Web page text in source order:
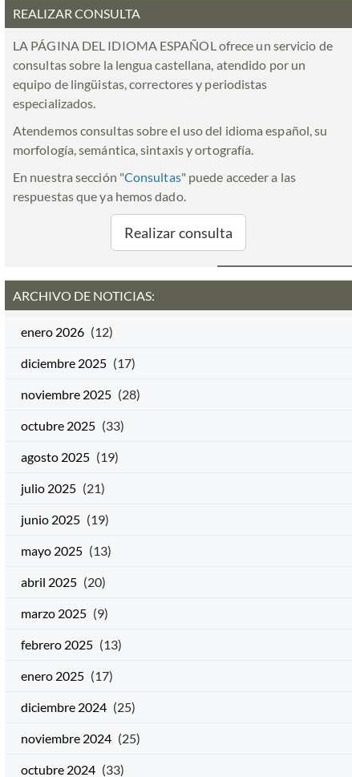
REALIZAR CONSULTA
LA PÁGINA DEL IDIOMA ESPAÑOL ofrece un servicio de
consultas sobre la lengua castellana, atendido por un
equipo de lingüistas, correctores y periodistas
especializados.
Atendemos consultas sobre el uso del idioma español, su
morfología, semántica, sintaxis y ortografía.
En nuestra sección "Consultas" puede acceder a las
respuestas que ya hemos dado.
Realizar consulta
ARCHIVO DE NOTICIAS:
enero 2026 (12)
diciembre 2025 (17)
noviembre 2025 (28)
octubre 2025 (33)
agosto 2025 (19)
julio 2025 (21)
junio 2025 (19)
mayo 2025 (13)
abril 2025 (20)
marzo 2025 (9)
febrero 2025 (13)
enero 2025 (17)
diciembre 2024 (25)
noviembre 2024 (25)
octubre 2024 (33)